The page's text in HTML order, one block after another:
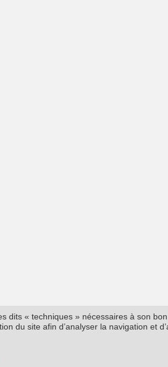
dits « techniques » nécessaires à son
du site afin d’analyser la navigation et